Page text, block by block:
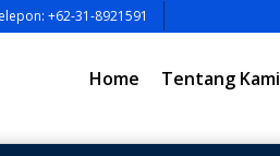
+62-31-8921591
Home Tentang Kami